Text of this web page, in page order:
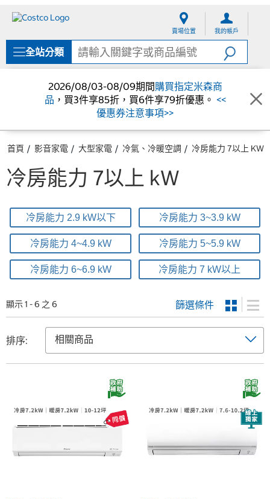
單
賣場位置 我的帳戶
全站分類
2026/08/03-08/09期間購買指定米森商
品 ，買3件享85折，買6件享79折優惠。 <<
優惠券注意事項>>
首頁 影音家電 大型家電 冷氣、冷暖空調 冷房能力 7以上 KW
冷房能力 7以上 kW
冷房能力 2.9 kW以下 冷房能力 3~3.9 kW
冷房能力 4~4.9 kW 冷房能力 5~5.9 kW
冷房能力 6~6.9 kW 冷房能力 7 kW以上
顯示 1 - 6 之 6 篩選條件
排序: